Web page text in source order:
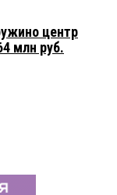
центр
млн руб.